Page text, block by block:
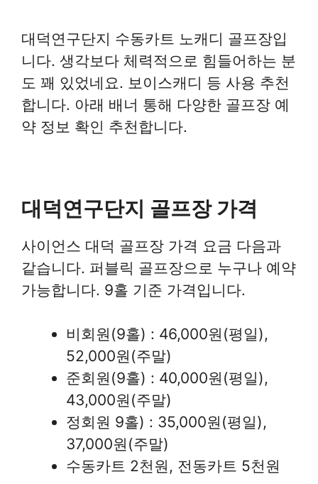
대덕연구단지 수동카트 노캐디 골프장입
니다. 생각보다 체력적으로 힘들어하는 분
도 꽤 있었네요. 보이스캐디 등 사용 추천
합니다. 아래 배너 통해 다양한 골프장 예
약 정보 확인 추천합니다.
대덕연구단지 골프장 가격
사이언스 대덕 골프장 가격 요금 다음과
같습니다. 퍼블릭 골프장으로 누구나 예약
가능합니다. 9홀 기준 가격입니다.
비회원(9홀) : 46,000원(평일),
52,000원(주말)
준회원(9홀) : 40,000원(평일),
43,000원(주말)
정회원 9홀) : 35,000원(평일),
37,000원(주말)
수동카트 2천원, 전동카트 5천원